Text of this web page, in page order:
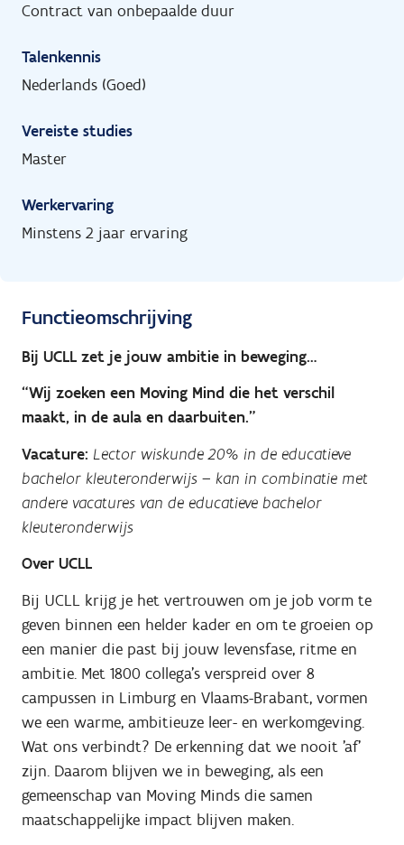
Contract van onbepaalde duur
Talenkennis
Nederlands (Goed)
Vereiste studies
Master
Werkervaring
Minstens 2 jaar ervaring
Functieomschrijving
Bij UCLL zet je jouw ambitie in beweging…
“Wij zoeken een Moving Mind die het verschil
maakt, in de aula en daarbuiten.”
Vacature: Lector wiskunde 20% in de educatieve
bachelor kleuteronderwijs – kan in combinatie met
andere vacatures van de educatieve bachelor
kleuteronderwijs
Over UCLL
Bij UCLL krijg je het vertrouwen om je job vorm te
geven binnen een helder kader en om te groeien op
een manier die past bij jouw levensfase, ritme en
ambitie. Met 1800 collega's verspreid over 8
campussen in Limburg en Vlaams-Brabant, vormen
we een warme, ambitieuze leer- en werkomgeving.
Wat ons verbindt? De erkenning dat we nooit 'af'
zijn. Daarom blijven we in beweging, als een
gemeenschap van Moving Minds die samen
maatschappelijke impact blijven maken.